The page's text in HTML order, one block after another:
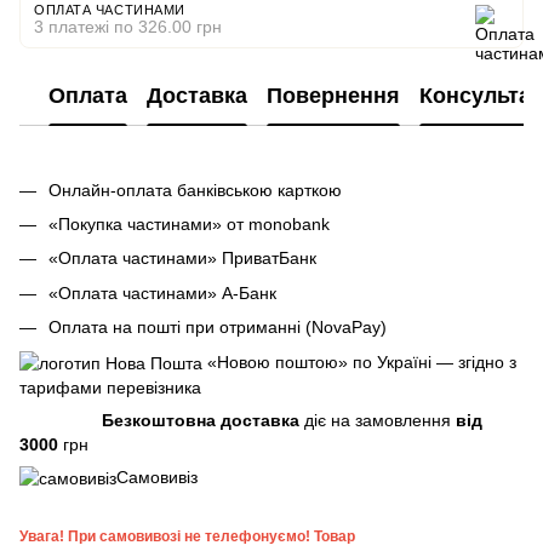
ОПЛАТА ЧАСТИНАМИ
3 платежі по 326.00 грн
Оплата Доставка Повернення
Онлайн-оплата банківською карткою
«Покупка частинами» от monobank
«Оплата частинами» ПриватБанк
«Оплата частинами» А-Банк
Оплата на пошті при отриманні (NovaPay)
«Новою поштою» по Україні — згідно з
тарифами перевізника
Безкоштовна доставка діє на замовлення від
3000 грн
Самовивіз
Увага! При самовивозі не телефонуємо! Товар